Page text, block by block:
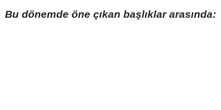
Bu dönemde öne çıkan başlıklar arasında: